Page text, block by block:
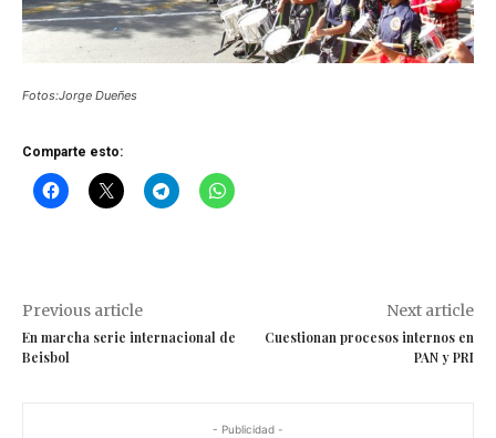
Fotos:Jorge Dueñes
Comparte esto:
Previous article
En marcha serie internacional de
Beisbol
Next article
Cuestionan procesos internos en
PAN y PRI
- Publicidad -